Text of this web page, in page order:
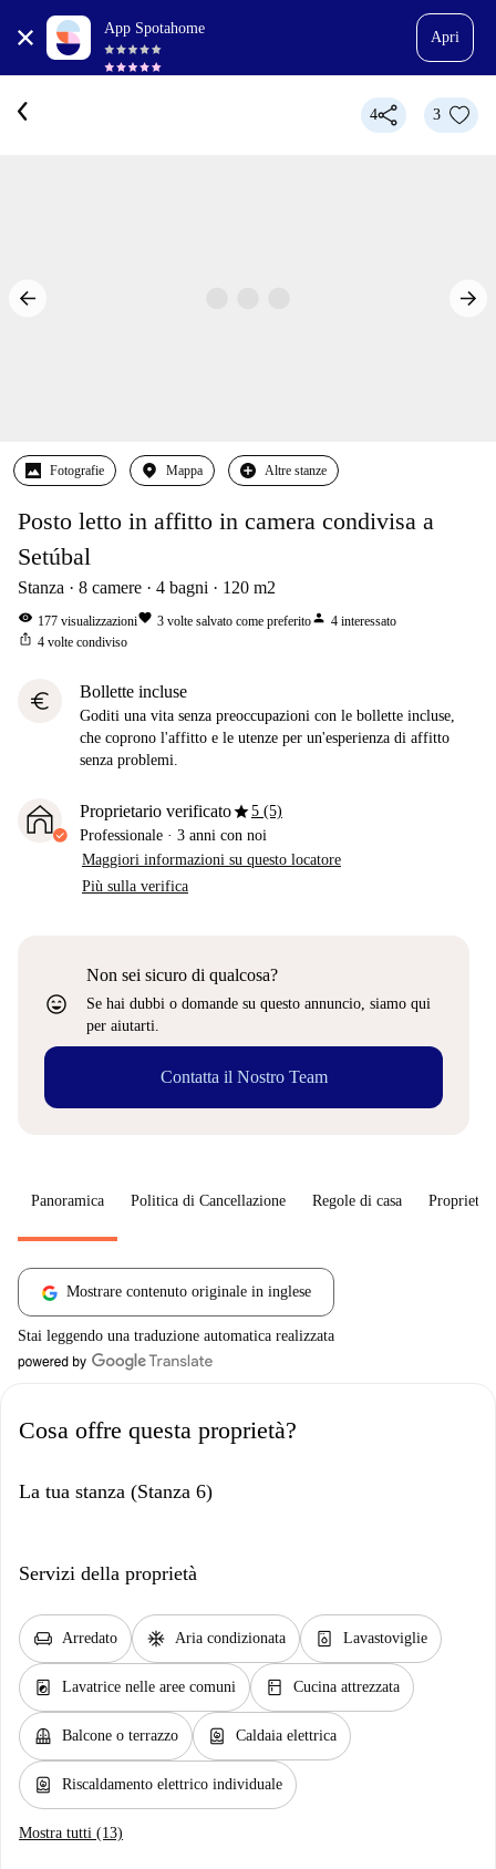
App Spotahome
Apri
4 3
Fotografie Mappa Altre stanze
Posto letto in affitto in camera condivisa a
Setúbal
Stanza 8 camere 4 bagni 120 m2
visibility 177 visualizzazionifavorite 3 volte salvato come preferitoperson 4 interessato
ios_share 4 volte condiviso
euro Bollette incluse
Goditi una vita senza preoccupazioni con le bollette incluse,
che coprono l'affitto e le utenze per un'esperienza di affitto
senza problemi.
Proprietario verificatostar5 (5)
Professionale · 3 anni con noi
Maggiori informazioni su questo locatore
Più sulla verifica
sentiment_very_satisfied
Non sei sicuro di qualcosa?
Se hai dubbi o domande su questo annuncio, siamo qui
per aiutarti.
Contatta il Nostro Team
Panoramica Politica di Cancellazione Regole di casa
Mostrare contenuto originale in inglese
Stai leggendo una traduzione automatica realizzata
Cosa offre questa proprietà?
La tua stanza (Stanza 6)
Servizi della proprietà
chair Arredato ac_unit Aria condizionata dishwasher_gen Lavastoviglie
local_laundry_service Lavatrice nelle aree comuni kitchen Cucina attrezzata
balcony Balcone o terrazzo water_heater Caldaia elettrica
water_heater Riscaldamento elettrico individuale
Mostra tutti (13)